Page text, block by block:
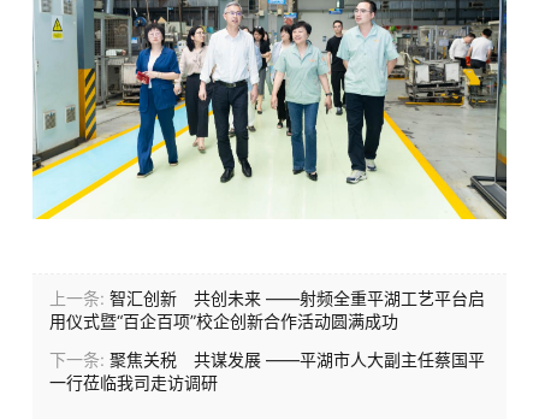
上一条:智汇创新 共创未来 ——射频全重平湖工艺平台启
用仪式暨“百企百项”校企创新合作活动圆满成功
下一条:聚焦关税 共谋发展 ——平湖市人大副主任蔡国平
一行莅临我司走访调研